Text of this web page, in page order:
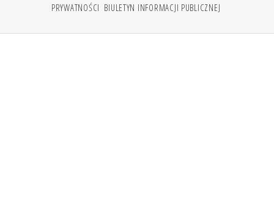
PRYWATNOŚCI BIULETYN INFORMACJI PUBLICZNEJ